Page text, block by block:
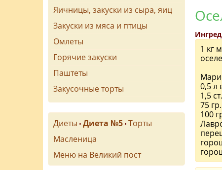
1 кг
0,5 л
1,5
75
100
Яичницы, закуски из сыра, яиц
Закуски из мяса и птицы
Омлеты
Горячие закуски
Паштеты
Закусочные торты
Диеты • Диета №5 • Торты
Масленица
Меню на Великий пост